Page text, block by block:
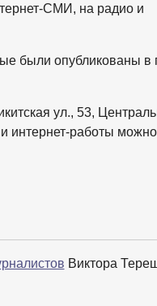
СМИ, на радио и
были опубликованы в
ул., 53,
интернет-работы можно
Виктора